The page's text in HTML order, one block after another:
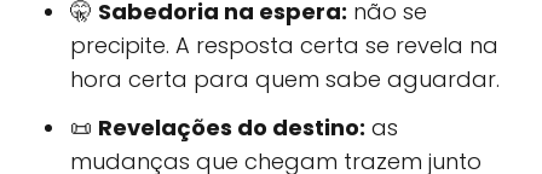
🤫 Sabedoria na espera: não se
precipite. A resposta certa se revela na
hora certa para quem sabe aguardar.
📜 Revelações do destino: as
mudanças que chegam trazem junto